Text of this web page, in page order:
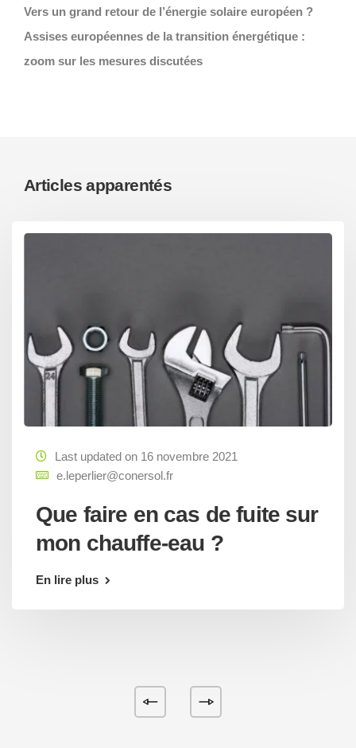
Vers un grand retour de l’énergie solaire européen ?
Assises européennes de la transition énergétique :
zoom sur les mesures discutées
Articles apparentés
Last updated on 16 novembre 2021
e.leperlier@conersol.fr
Que faire en cas de fuite sur
mon chauffe-eau ?
En lire plus